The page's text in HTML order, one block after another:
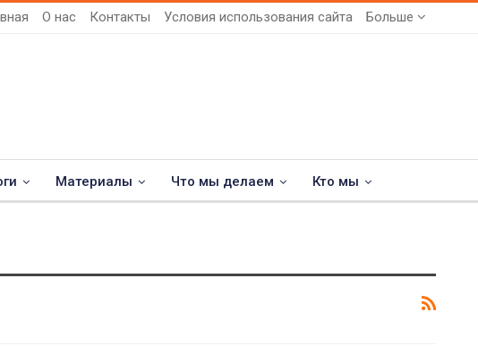
О нас Контакты Условия использования сайта Больше
Материалы Что мы делаем Кто мы